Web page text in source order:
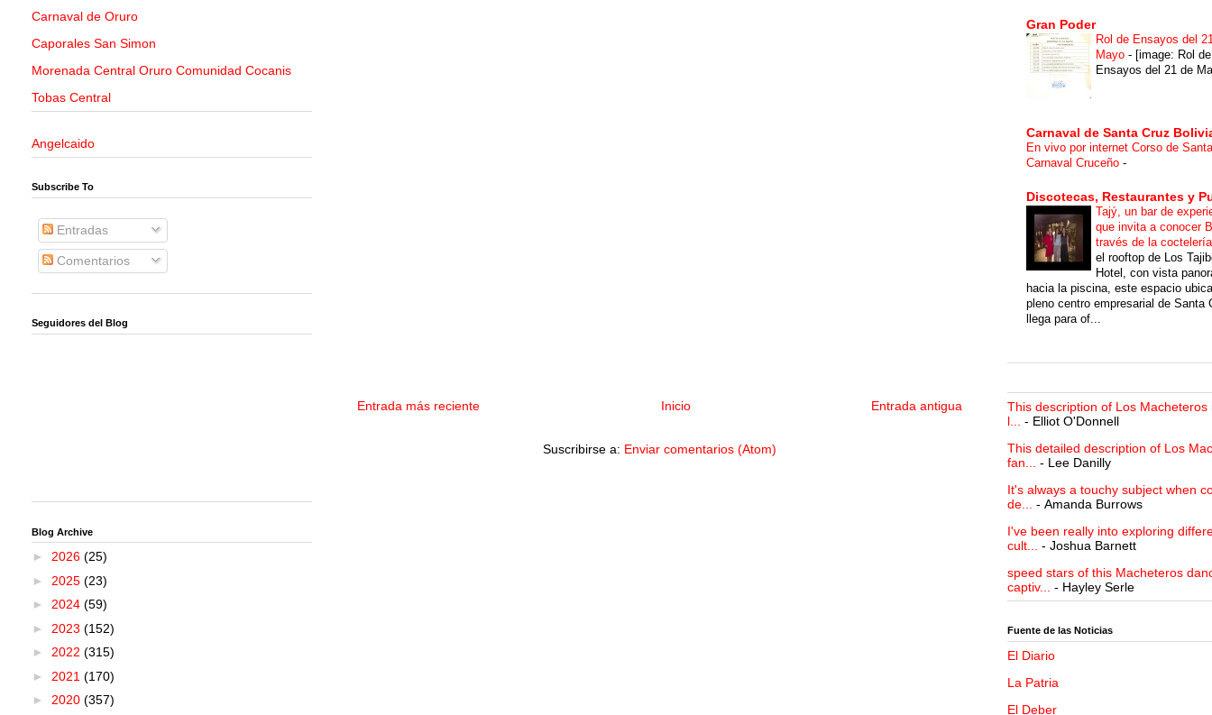
Entrada más reciente Entrada antigua
Inicio
Suscribirse a: Enviar comentarios (Atom)
Carnaval de Oruro
Caporales San Simon
Morenada Central Oruro Comunidad Cocanis
Tobas Central
Angelcaido
Subscribe To
Entradas
Comentarios
Seguidores del Blog
Blog Archive
► 2026 (25)
► 2025 (23)
► 2024 (59)
► 2023 (152)
► 2022 (315)
► 2021 (170)
► 2020 (357)
Gran Poder
Rol de Ensayos del
Mayo - [image: Rol de
Ensayos del 21 de
Carnaval de Santa Cruz
En vivo por internet Corso de
Carnaval Cruceño -
Discotecas, Restaurantes y
Tajý, un bar de
que invita a conocer
través de la
el rooftop de Los
Hotel, con vista
hacia la piscina, este espacio
pleno centro empresarial de Santa
llega para of...
This description of Los Macheteros
l...
- Elliot O'Donnell
This detailed description of Los
fan...
- Lee Danilly
It's always a touchy subject when
de...
- Amanda Burrows
I've been really into exploring
cult...
- Joshua Barnett
speed stars of this Macheteros
captiv...
- Hayley Serle
Fuente de las Noticias
El Diario
La Patria
El Deber